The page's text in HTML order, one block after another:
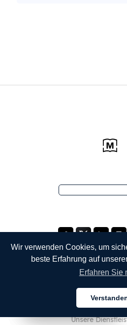
Wir verwenden Cookies, um
beste Erfahrung auf
Erfahren Sie
Über uns
Unsere
Deutsch
Deutsch
Deutsch